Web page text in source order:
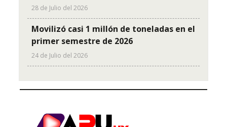
28 de Julio del 2026
Movilizó casi 1 millón de toneladas en el
primer semestre de 2026
24 de Julio del 2026